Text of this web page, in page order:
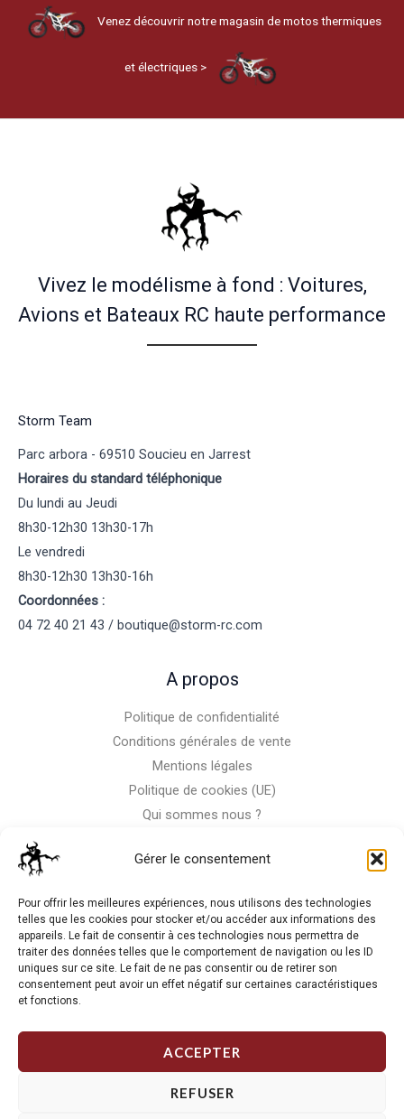
Gérer le consentement
Pour offrir les meilleures expériences, nous utilisons des technologies
telles que les cookies pour stocker et/ou accéder aux informations des
appareils. Le fait de consentir à ces technologies nous permettra de
traiter des données telles que le comportement de navigation ou les ID
uniques sur ce site. Le fait de ne pas consentir ou de retirer son
consentement peut avoir un effet négatif sur certaines caractéristiques
et fonctions.
ACCEPTER
REFUSER
Venez découvrir notre magasin de motos thermiques
et électriques >
Vivez le modélisme à fond : Voitures,
Avions et Bateaux RC haute performance
Storm Team
Parc arbora - 69510 Soucieu en Jarrest
Horaires du standard téléphonique
Du lundi au Jeudi
8h30-12h30 13h30-17h
Le vendredi
8h30-12h30 13h30-16h
Coordonnées :
04 72 40 21 43 / boutique@storm-rc.com
A propos
Politique de confidentialité
Conditions générales de vente
Mentions légales
Politique de cookies (UE)
Qui sommes nous ?
La RC n'est pas notre seule passion, venez visiter notre shop
de motos